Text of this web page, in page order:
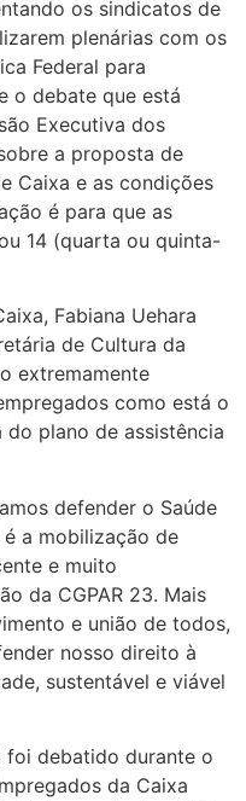
os sindicatos de
plenárias com os
Federal para
o debate que está
Executiva dos
a proposta de
Caixa e as condições
é para que as
14 (quarta ou quinta-
Fabiana Uehara
de Cultura da
extremamente
como está o
plano de assistência
defender o Saúde
a mobilização de
e muito
da CGPAR 23. Mais
e união de todos,
nosso direito à
sustentável e viável
foi debatido durante o
da Caixa